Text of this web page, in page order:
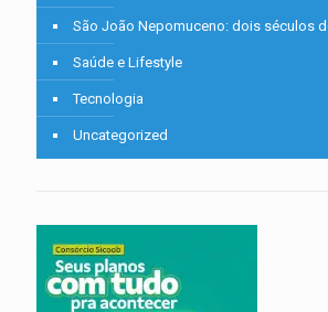
São João Nepomuceno: dois séculos
Saúde e Lifestyle
Tecnologia
Uncategorized